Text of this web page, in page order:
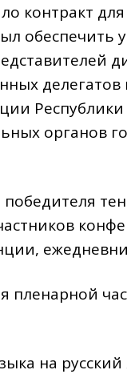
контракт
обеспечить
органов
победителя
пленарной
на русский